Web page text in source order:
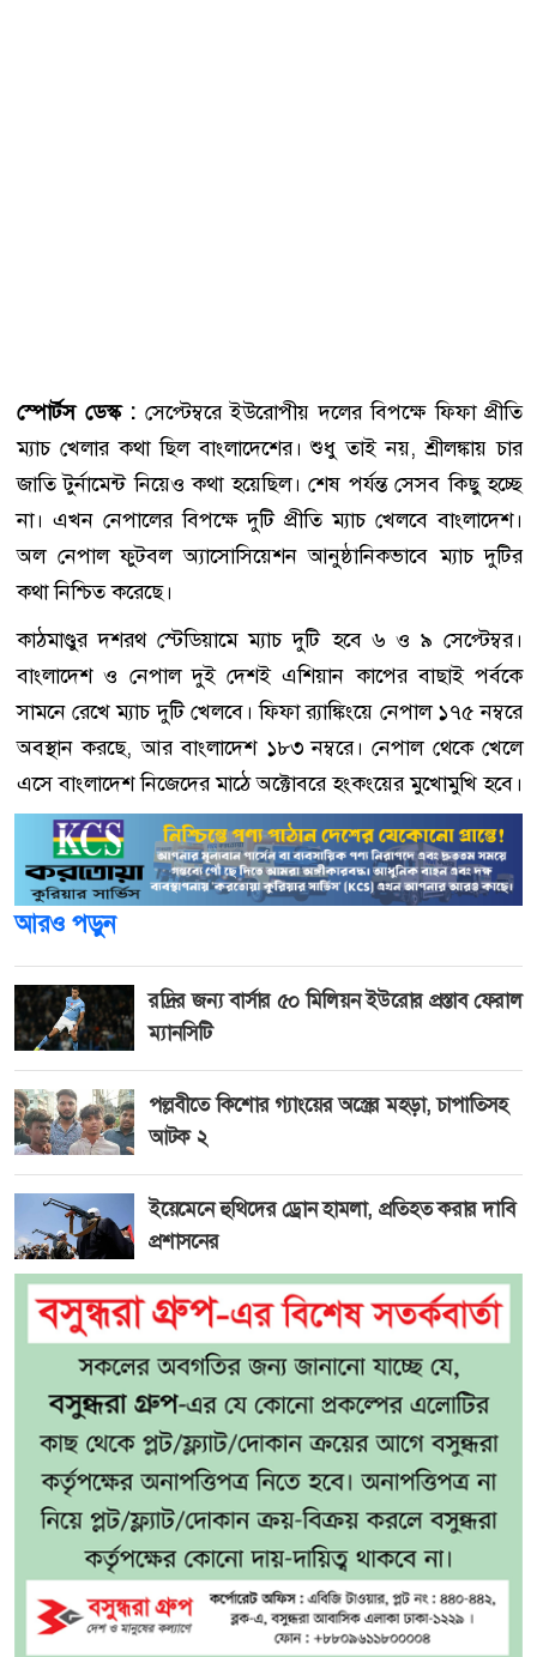
স্পোর্টস ডেস্ক : সেপ্টেম্বরে ইউরোপীয় দলের বিপক্ষে ফিফা প্রীতি
ম্যাচ খেলার কথা ছিল বাংলাদেশের। শুধু তাই নয়, শ্রীলঙ্কায় চার
জাতি টুর্নামেন্ট নিয়েও কথা হয়েছিল। শেষ পর্যন্ত সেসব কিছু হচ্ছে
না। এখন নেপালের বিপক্ষে দুটি প্রীতি ম্যাচ খেলবে বাংলাদেশ।
অল নেপাল ফুটবল অ্যাসোসিয়েশন আনুষ্ঠানিকভাবে ম্যাচ দুটির
কথা নিশ্চিত করেছে।
কাঠমাণ্ডুর দশরথ স্টেডিয়ামে ম্যাচ দুটি হবে ৬ ও ৯ সেপ্টেম্বর।
বাংলাদেশ ও নেপাল দুই দেশই এশিয়ান কাপের বাছাই পর্বকে
সামনে রেখে ম্যাচ দুটি খেলবে। ফিফা র‌্যাঙ্কিংয়ে নেপাল ১৭৫ নম্বরে
অবস্থান করছে, আর বাংলাদেশ ১৮৩ নম্বরে। নেপাল থেকে খেলে
এসে বাংলাদেশ নিজেদের মাঠে অক্টোবরে হংকংয়ের মুখোমুখি হবে।
আরও পড়ুন
রদ্রির জন্য বার্সার ৫০ মিলিয়ন ইউরোর প্রস্তাব ফেরাল
ম্যানসিটি
পল্লবীতে কিশোর গ্যাংয়ের অস্ত্রের মহড়া, চাপাতিসহ
আটক ২
ইয়েমেনে হুথিদের ড্রোন হামলা, প্রতিহত করার দাবি
প্রশাসনের